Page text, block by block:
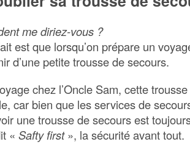
me diriez-vous ?
est que lorsqu’on prépare un
d’une petite trousse de secours.
chez l’Oncle Sam, cette
car bien que les services de
une trousse de secours est
« Safty first», la sécurité avant tout.